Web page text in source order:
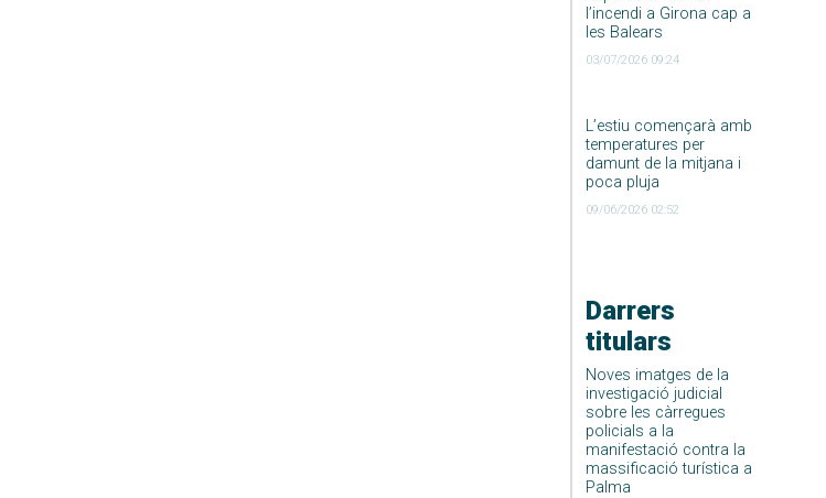
l’incendi a Girona cap a
les Balears
03/07/2026 09:24
L’estiu començarà amb
temperatures per
damunt de la mitjana i
poca pluja
09/06/2026 02:52
Darrers
titulars
Noves imatges de la
investigació judicial
sobre les càrregues
policials a la
manifestació contra la
massificació turística a
Palma